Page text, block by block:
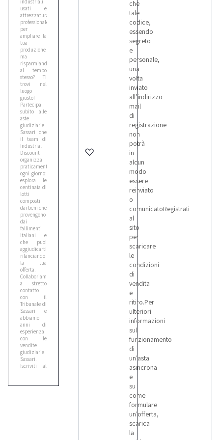
industriali
usati e
attrezzatura
professionale
per
ampliare la
tua
produzione
ma
risparmiando
al tempo
stesso? Ti
trovi nel
luogo
giusto!
Partecipa
subito alle
aste
giudiziarie
Sassari che
il team di
Industrial
Discount
organizza
praticamente
ogni giorno:
esplora le
centinaia di
lotti
composti
dai beni che
provengono
dai
fallimenti
italiani e
che puoi
aggiudicarti,
rilanciando
la tua
offerta.
Collaboriamo
a stretto
contatto
con il
Tribunale di
Sassari e
abbiamo
anni di
esperienza
con le
vendite
giudiziarie
Sassari.
Iscriviti al
fallimenti
che
tale
codice,
essendo
segreto
e
personale,
una
volta
inviato
all’indirizzo
mail
di
registrazione
non
potrà
in
alcun
modo
essere
reinviato
o
comunicatoRegistrati
al
sito
per
scaricare
le
condizioni
di
vendita
e
ritiro.Per
ulteriori
informazioni
sul
funzionamento
di
un'asta
asincrona
e
su
come
formulare
un'offerta,
scarica
la